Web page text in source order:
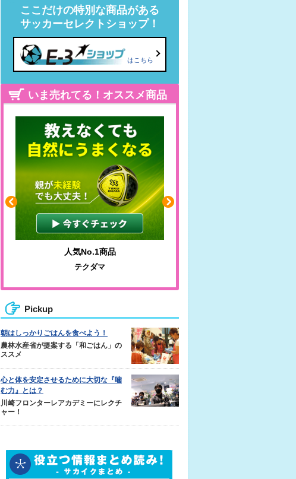
ここだけの特別な商品がある
サッカーセレクトショップ！
はこちら
いま売れてる！オススメ商品
人気No.1商品
テクダマ
Pickup
朝はしっかりごはんを食べよう！
農林水産省が提案する「和ごはん」の
ススメ
心と体を安定させるために大切な『噛
む力』とは？
川崎フロンターレアカデミーにレクチ
ャー！